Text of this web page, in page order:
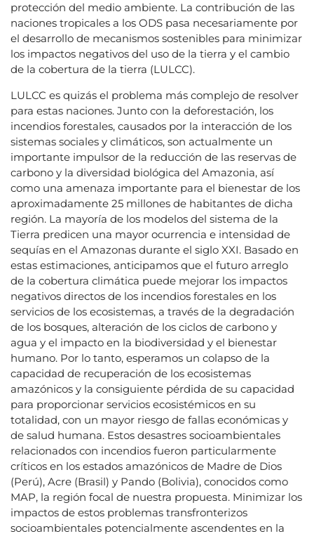
protección del medio ambiente. La contribución de las
naciones tropicales a los ODS pasa necesariamente por
el desarrollo de mecanismos sostenibles para minimizar
los impactos negativos del uso de la tierra y el cambio
de la cobertura de la tierra (LULCC).
LULCC es quizás el problema más complejo de resolver
para estas naciones. Junto con la deforestación, los
incendios forestales, causados ​​por la interacción de los
sistemas sociales y climáticos, son actualmente un
importante impulsor de la reducción de las reservas de
carbono y la diversidad biológica del Amazonia, así
como una amenaza importante para el bienestar de los
aproximadamente 25 millones de habitantes de dicha
región. La mayoría de los modelos del sistema de la
Tierra predicen una mayor ocurrencia e intensidad de
sequías en el Amazonas durante el siglo XXI. Basado en
estas estimaciones, anticipamos que el futuro arreglo
de la cobertura climática puede mejorar los impactos
negativos directos de los incendios forestales en los
servicios de los ecosistemas, a través de la degradación
de los bosques, alteración de los ciclos de carbono y
agua y el impacto en la biodiversidad y el bienestar
humano. Por lo tanto, esperamos un colapso de la
capacidad de recuperación de los ecosistemas
amazónicos y la consiguiente pérdida de su capacidad
para proporcionar servicios ecosistémicos en su
totalidad, con un mayor riesgo de fallas económicas y
de salud humana. Estos desastres socioambientales
relacionados con incendios fueron particularmente
críticos en los estados amazónicos de Madre de Dios
(Perú), Acre (Brasil) y Pando (Bolivia), conocidos como
MAP, la región focal de nuestra propuesta. Minimizar los
impactos de estos problemas transfronterizos
socioambientales potencialmente ascendentes en la